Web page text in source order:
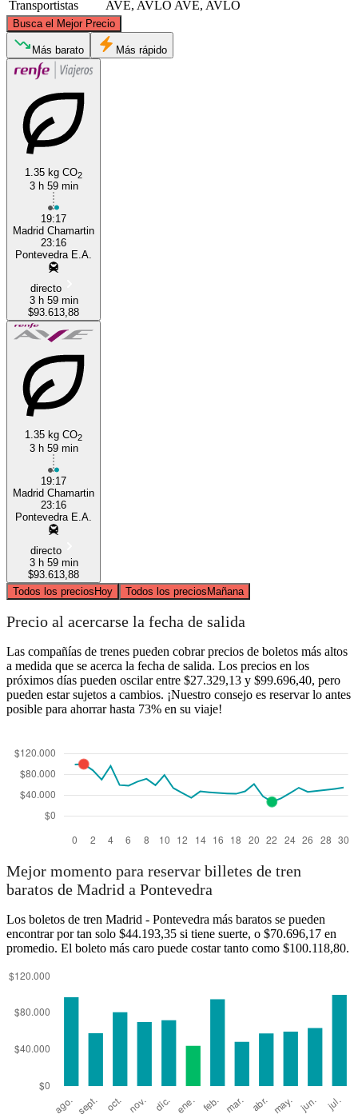
Transportistas
AVE, AVLO AVE, AVLO
Busca el Mejor Precio
Pontevedra
© CARTO, ©OpenStreetMap
Más barato Más rápido
1.35 kg CO2
3 h 59 min
19:17
Madrid Chamartin
23:16
Pontevedra E.A.
directo
3 h 59 min
$93.613,88
1.35 kg CO2
3 h 59 min
19:17
Madrid Chamartin
23:16
Pontevedra E.A.
directo
3 h 59 min
$93.613,88
Todos los preciosHoy Todos los preciosMañana
Precio al acercarse la fecha de salida
Las compañías de trenes pueden cobrar precios de boletos más altos
a medida que se acerca la fecha de salida. Los precios en los
próximos días pueden oscilar entre $27.329,13 y $99.696,40, pero
pueden estar sujetos a cambios. ¡Nuestro consejo es reservar lo antes
posible para ahorrar hasta 73% en su viaje!
Mejor momento para reservar billetes de tren
baratos de Madrid a Pontevedra
Los boletos de tren Madrid - Pontevedra más baratos se pueden
encontrar por tan solo $44.193,35 si tiene suerte, o $70.696,17 en
promedio. El boleto más caro puede costar tanto como $100.118,80.